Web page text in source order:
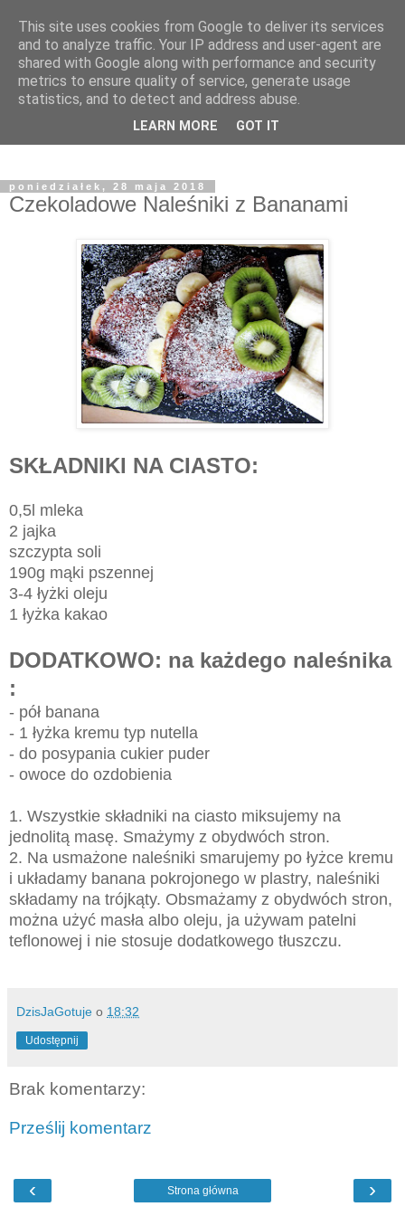
poniedziałek, 28 maja 2018
Czekoladowe Naleśniki z Bananami
SKŁADNIKI NA CIASTO:
0,5l mleka
2 jajka
szczypta soli
190g mąki pszennej
3-4 łyżki oleju
1 łyżka kakao
DODATKOWO: na każdego naleśnika
:
- pół banana
- 1 łyżka kremu typ nutella
- do posypania cukier puder
- owoce do ozdobienia
1. Wszystkie składniki na ciasto miksujemy na
jednolitą masę. Smażymy z obydwóch stron.
2. Na usmażone naleśniki smarujemy po łyżce kremu
i układamy banana pokrojonego w plastry, naleśniki
składamy na trójkąty. Obsmażamy z obydwóch stron,
można użyć masła albo oleju, ja używam patelni
teflonowej i nie stosuje dodatkowego tłuszczu.
DzisJaGotuje o 18:32
Udostępnij
Brak komentarzy:
Prześlij komentarz
‹ ›
Strona główna
This site uses cookies from Google to deliver its services
and to analyze traffic. Your IP address and user-agent are
shared with Google along with performance and security
metrics to ensure quality of service, generate usage
statistics, and to detect and address abuse.
LEARN MORE GOT IT